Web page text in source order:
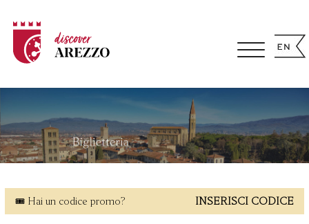
🎟 Hai un codice promo? INSERISCI CODICE